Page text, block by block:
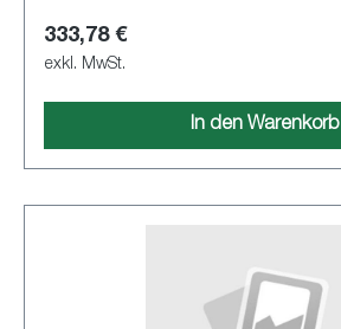
333,78 €
exkl. MwSt.
In den Warenkorb